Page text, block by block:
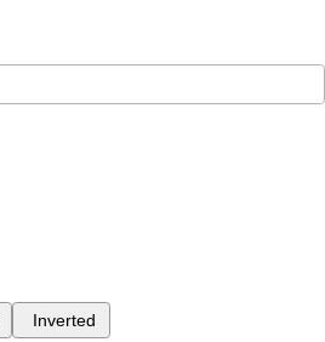
Inverted